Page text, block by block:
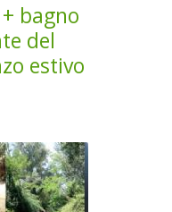
bagno
del
estivo